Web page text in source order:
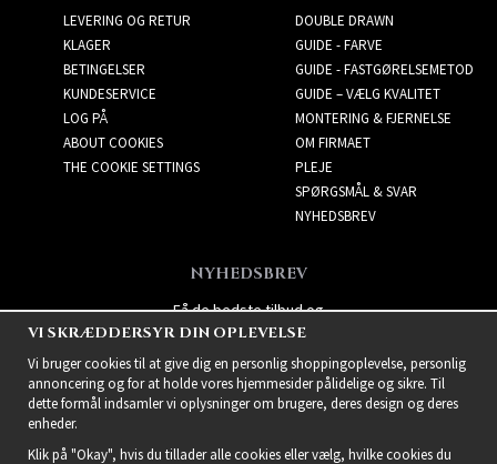
LEVERING OG RETUR
KLAGER
BETINGELSER
KUNDESERVICE
LOG PÅ
ABOUT COOKIES
THE COOKIE SETTINGS
DOUBLE DRAWN
GUIDE - FARVE
GUIDE - FASTGØRELSEMETOD
GUIDE – VÆLG KVALITET
MONTERING & FJERNELSE
OM FIRMAET
PLEJE
SPØRGSMÅL & SVAR
NYHEDSBREV
NYHEDSBREV
Få de bedste tilbud og
spændende nye produkter!
VI SKRÆDDERSYR DIN OPLEVELSE
Vi bruger cookies til at give dig en personlig shoppingoplevelse, personlig
annoncering og for at holde vores hjemmesider pålidelige og sikre. Til
dette formål indsamler vi oplysninger om brugere, deres design og deres
enheder.
Klik på "Okay", hvis du tillader alle cookies eller vælg, hvilke cookies du